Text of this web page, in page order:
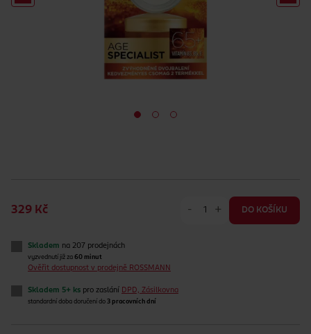
329 Kč - + DO KOŠÍKU
Skladem na 207 prodejnách
vyzvednutí již za 60 minut
Ověřit dostupnost v prodejně ROSSMANN
Skladem 5+ ks pro zaslání DPD, Zásilkovna
standardní doba doručení do 3 pracovních dní